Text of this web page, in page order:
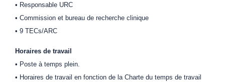
• Responsable URC
• Commission et bureau de recherche clinique
• 9 TECs/ARC
Horaires de travail
• Poste à temps plein.
• Horaires de travail en fonction de la Charte du temps de travail